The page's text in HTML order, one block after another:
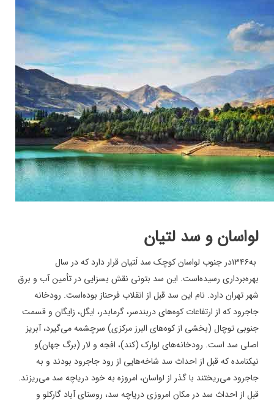
لواسان و سد لتیان
در جنوب لواسان کوچک سد لَتیان قرار دارد که در سال۱۳۴۶به
بهره‌برداری رسیده‌است. این سد بتونی نقش بسزایی در تأمین آب و برق
شهر تهران دارد. نام این سد قبل از انقلاب فرحناز بوده‌است. رودخانه
جاجرود که از ارتفاعات کوه‌های دربندسر، گرمابدر، ایگل، زایگان و قسمت
جنوبی توچال (بخشی از کوه‌های البرز مرکزی) سرچشمه می‌گیرد، آبریز
اصلی سد است. رودخانه‌های لوارک (کند)، افجه و لار (برگ جهان)و
نیکنامده که قبل از احداث سد شاخه‌هایی از رود جاجرود بودند و به
جاجرود می‌ریختند با گذر از لواسان، امروزه به خود دریاچه سد می‌ریزند.
قبل از احداث سد در مکان امروزی دریاچه سد، روستای آباد گارکلو و